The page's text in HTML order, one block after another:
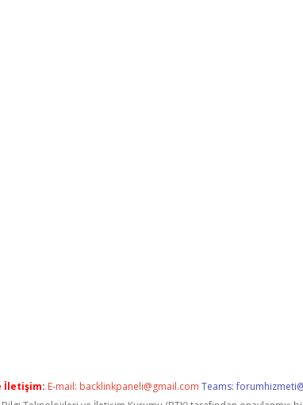
İletişim: E-mail: backlinkpaneli@gmail.com Teams: